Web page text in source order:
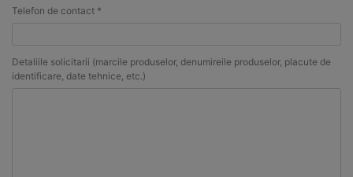
Telefon de contact *
Detaliile solicitarii (marcile produselor, denumireile produselor, placute de
identificare, date tehnice, etc.)